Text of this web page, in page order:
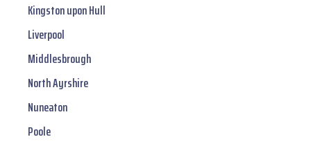
Kingston upon Hull
Liverpool
Middlesbrough
North Ayrshire
Nuneaton
Poole